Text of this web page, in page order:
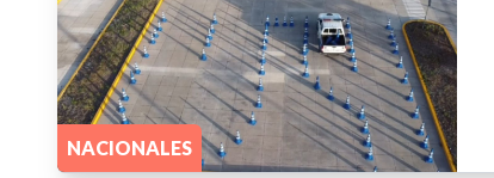
NACIONALES